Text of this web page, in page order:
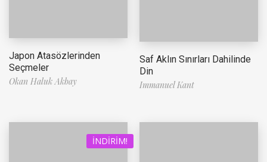
Japon Atasözlerinden
Seçmeler
Okan Haluk Akbay
Saf Aklın Sınırları Dahilinde
Din
Immanuel Kant
İNDIRIM!